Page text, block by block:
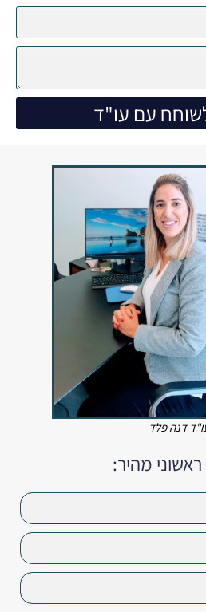
עם עו"ד
דנה פלד
ראשוני מהיר: